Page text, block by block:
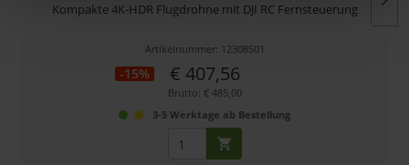
Kompakte 4K-HDR Flugdrohne mit DJI RC Fernsteuerung
Artikelnummer: 12308501
-15% € 407,56
Brutto: € 485,00
3-5 Werktage ab Bestellung